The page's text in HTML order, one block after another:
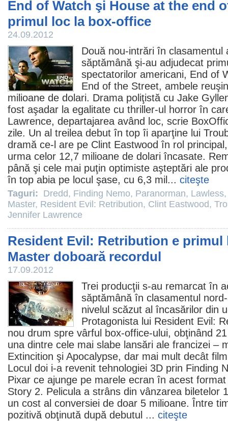
End of Watch şi House at the end
primul loc la box-office
24.09.2012
Două nou-intrări în clasamentul
săptămână şi-au adjudecat
spectatorilor americani, End of
End of the Street, ambele
milioane de dolari. Drama poliţistă cu Jake
fost aşadar la egalitate cu thriller-ul
horror în
Lawrence, departajarea având loc, scrie
zile. Un al treilea debut în top îi aparţine lui
dramă ce-l are pe Clint Eastwood în rol
urma celor 12,7 milioane de dolari încasate.
până şi cele mai puţin optimiste aşteptări ale
în top abia pe locul şase, cu 6,3 mil... citeşte
Taguri: Dredd, Finding Nemo, Paranorman, Lawless
Master, Resident Evil: Retribution, Clint Eastwood,
Jennifer Lawrence
Resident Evil: Retribution e primul
Master doboară recordul
17.09.2012
Trei producţii s-au remarcat în
săptămână în clasamentul
nivelul scăzut al încasărilor din
Protagonista lui Resident Evil:
nou drum spre vârful box-office-ului, obţinând
una dintre cele mai slabe lansări ale francizei –
Extincition şi Apocalypse, dar mai mult decât
Locul doi i-a revenit tehnologiei 3D prin Finding
Pixar ce ajunge pe marele ecran în acest
Story 2. Pelicula a strâns din vânzarea biletelor
un cost al conversiei de doar 5 milioane. Între
pozitivă obţinută după debutul ... citeşte